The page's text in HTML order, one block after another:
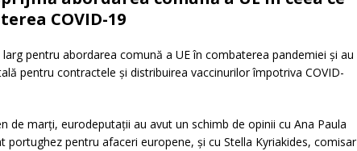
COVID-19
pentru abordarea comună a UE în combaterea pandemiei și au
pentru contractele și distribuirea vaccinurilor împotriva COVID-
de marți, eurodeputații au avut un schimb de opinii cu Ana Paula
portughez pentru afaceri europene, și cu Stella Kyriakides, comisar